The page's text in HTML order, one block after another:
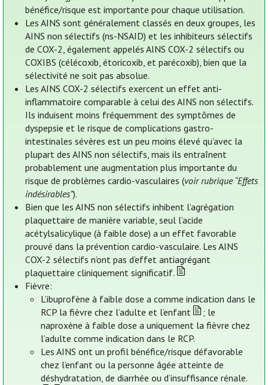
bénéfice/risque est importante pour chaque utilisation.
Les AINS sont généralement classés en deux groupes, les
AINS non sélectifs (ns-NSAID) et les inhibiteurs sélectifs
de COX-2, également appelés AINS COX-2 sélectifs ou
COXIBS (célécoxib, étoricoxib, et parécoxib), bien que la
sélectivité ne soit pas absolue.
Les AINS COX-2 sélectifs exercent un effet anti-
inflammatoire comparable à celui des AINS non sélectifs.
Ils induisent moins fréquemment des symptômes de
dyspepsie et le risque de complications gastro-
intestinales sévères est un peu moins élevé qu’avec la
plupart des AINS non sélectifs, mais ils entraînent
probablement une augmentation plus importante du
risque de problèmes cardio-vasculaires (voir rubrique “Effets
indésirables”).
Bien que les AINS non sélectifs inhibent l’agrégation
plaquettaire de manière variable, seul l’acide
acétylsalicylique (à faible dose) a un effet favorable
prouvé dans la prévention cardio-vasculaire. Les AINS
COX-2 sélectifs n’ont pas d’effet antiagrégant
plaquettaire cliniquement significatif.
Fièvre:
L’ibuprofène à faible dose a comme indication dans le
RCP la fièvre chez l’adulte et l’enfant
; le
naproxène à faible dose a uniquement la fièvre chez
l’adulte comme indication dans le RCP.
Les AINS ont un profil bénéfice/risque défavorable
chez l’enfant ou la personne âgée atteinte de
déshydratation, de diarrhée ou d’insuffisance rénale.